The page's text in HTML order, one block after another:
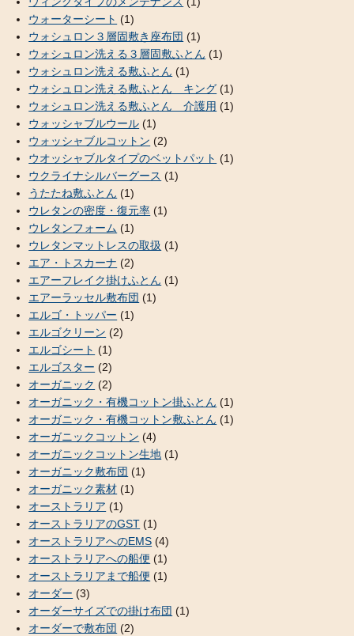
ウォーターシート (1)
ウォシュロン３層固敷き座布団 (1)
ウォシュロン洗える３層固敷ふとん (1)
ウォシュロン洗える敷ふとん (1)
ウォシュロン洗える敷ふとん キング (1)
ウォシュロン洗える敷ふとん 介護用 (1)
ウォッシャブルウール (1)
ウォッシャブルコットン (2)
ウオッシャブルタイプのベットパット (1)
ウクライナシルバーグース (1)
うたたね敷ふとん (1)
ウレタンの密度・復元率 (1)
ウレタンフォーム (1)
ウレタンマットレスの取扱 (1)
エア・トスカーナ (2)
エアーフレイク掛けふとん (1)
エアーラッセル敷布団 (1)
エルゴ・トッパー (1)
エルゴクリーン (2)
エルゴシート (1)
エルゴスター (2)
オーガニック (2)
オーガニック・有機コットン掛ふとん (1)
オーガニック・有機コットン敷ふとん (1)
オーガニックコットン (4)
オーガニックコットン生地 (1)
オーガニック敷布団 (1)
オーガニック素材 (1)
オーストラリア (1)
オーストラリアのGST (1)
オーストラリアへのEMS (4)
オーストラリアへの船便 (1)
オーストラリアまで船便 (1)
オーダー (3)
オーダーサイズでの掛け布団 (1)
オーダーで敷布団 (2)